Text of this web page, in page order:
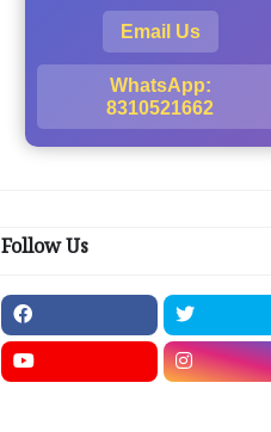
Email Us
WhatsApp:
8310521662
Follow Us